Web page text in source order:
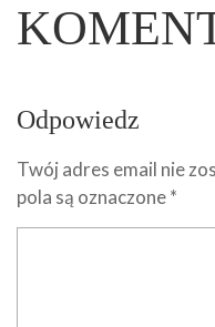
Odpowiedz
Twój adres email nie
pola są oznaczone*